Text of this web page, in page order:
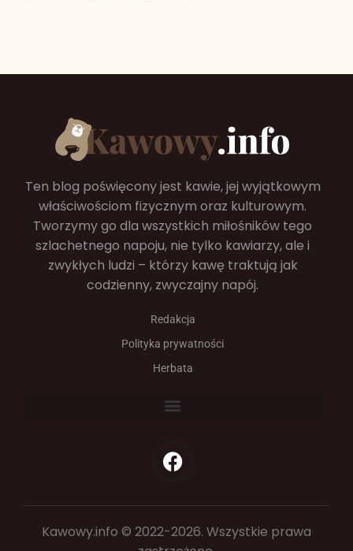
Ten blog poświęcony jest kawie, jej wyjątkowym
właściwościom fizycznym oraz kulturowym.
Tworzymy go dla wszystkich miłośników tego
szlachetnego napoju, nie tylko kawiarzy, ale i
zwykłych ludzi – którzy kawę traktują jak
codzienny, zwyczajny napój.
Redakcja
Polityka prywatności
Herbata
Kawowy.info © 2022-2026. Wszystkie prawa